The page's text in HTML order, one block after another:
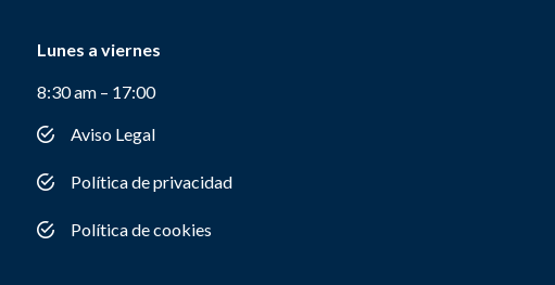
Lunes a viernes
8:30 am – 17:00
Aviso Legal
Política de privacidad
Política de cookies